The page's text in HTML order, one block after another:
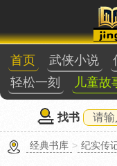
首页 武侠小说
轻松一刻
儿童故
找书
经典书库 > 纪实传